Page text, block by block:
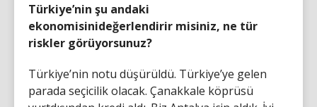
Türkiye’nin şu andaki
ekonomisinideğerlendirir misiniz, ne tür
riskler görüyorsunuz?
Türkiye’nin notu düşürüldü. Türkiye’ye gelen
parada seçicilik olacak. Çanakkale köprüsü